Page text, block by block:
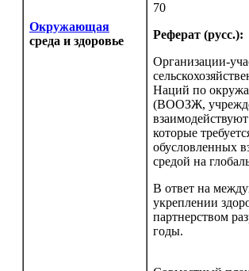
Окружающая
среда и здоровье
70
Реферат (русс.):
Организации-
Наций по
(ВООЗЖ,
которые
обусловленных
средой на
В ответ на
укреплении
партнерством
годы.